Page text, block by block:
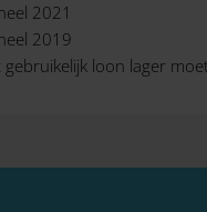
2021
2019
gebruikelijk loon lager